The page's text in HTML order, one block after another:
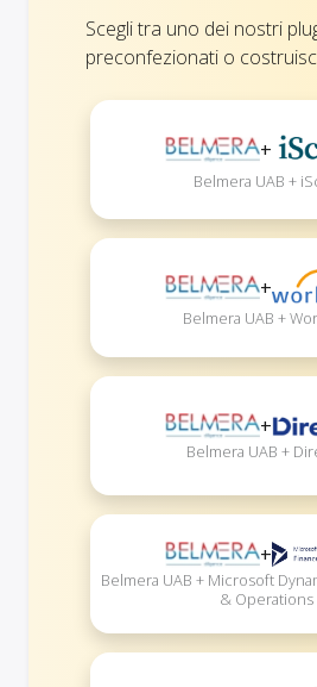
Scegli tra uno dei nostri
preconfezionati o
+
Belmera UAB +
+
Belmera UAB +
+
Belmera UAB +
+
Belmera UAB + Microsoft
& Operations